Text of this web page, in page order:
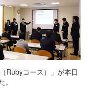
Rubyコース）」が本日